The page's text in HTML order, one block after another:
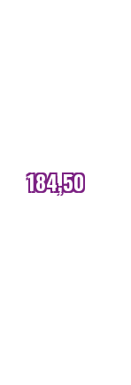
184,50
internetprijs